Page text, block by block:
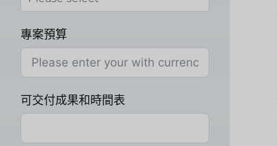
專案預算
可交付成果和時間表